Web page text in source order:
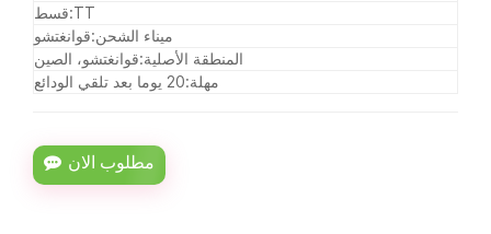
قسط:TT
ميناء الشحن:قوانغتشو
المنطقة الأصلية:قوانغتشو، الصين
مهلة:20 يوما بعد تلقي الودائع
مطلوب الان